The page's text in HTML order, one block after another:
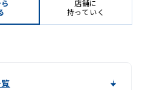
店舗に
持っていく